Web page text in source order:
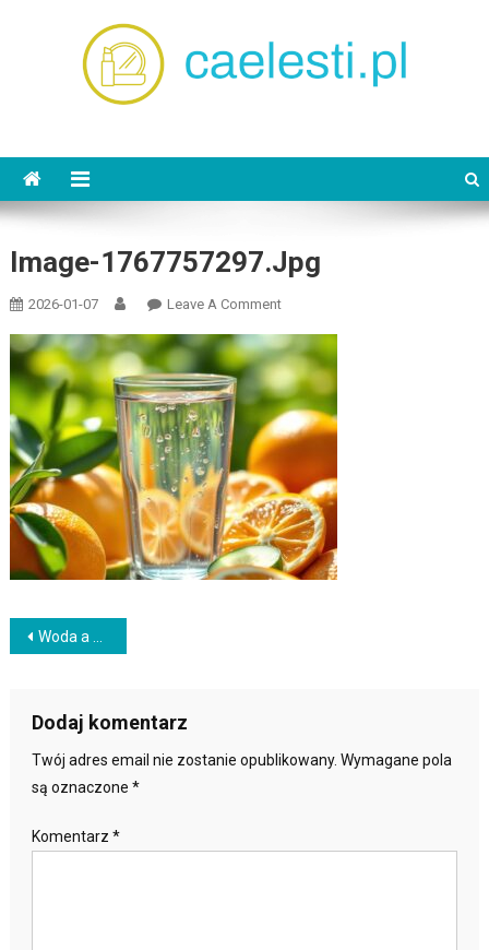
Image-1767757297.jpg
2026-01-07 Leave A CommentOn
1767757297.jpg
Nawigacja
Woda a wygląd skóry ile pić: jak bezpiecznie podejść do tematu
Dodaj komentarz
Twój adres email nie zostanie opublikowany. Wymagane pola
są oznaczone *
Komentarz *